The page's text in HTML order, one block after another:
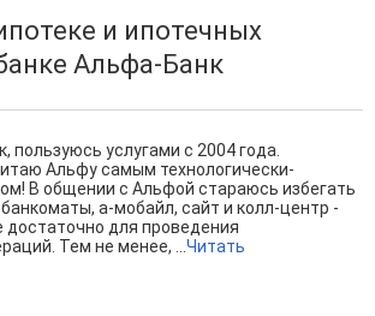
и ипотечных
Альфа-Банк
услугами с 2004 года.
Альфу самым технологически-
В общении с Альфой стараюсь избегать
а-мобайл, сайт и колл-центр -
достаточно для проведения
Тем не менее, ... Читать